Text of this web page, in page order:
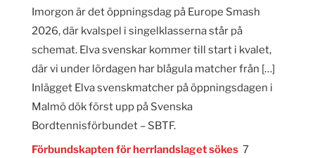
Imorgon är det öppningsdag på Europe Smash
2026, där kvalspel i singelklasserna står på
schemat. Elva svenskar kommer till start i kvalet,
där vi under lördagen har blågula matcher från […]
Inlägget Elva svenskmatcher på öppningsdagen i
Malmö dök först upp på Svenska
Bordtennisförbundet – SBTF.
Förbundskapten för herrlandslaget sökes 7